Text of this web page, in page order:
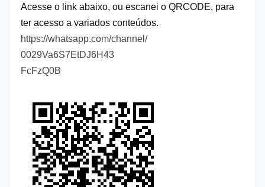
Acesse o link abaixo, ou escanei o QRCODE, para
ter acesso a variados conteúdos.
https://whatsapp.com/channel/
0029Va6S7EtDJ6H43
FcFzQ0B